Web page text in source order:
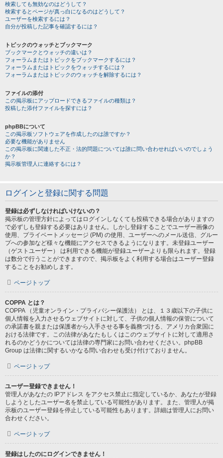
検索しても無効なのはどうして？
検索するとページが真っ白になるのはどうして？
ユーザーを検索するには？
自分が投稿した記事を確認するには？
トピックのウォッチとブックマーク
ブックマークとウォッチの違いは？
フォーラムまたはトピックをブックマークするには？
フォーラムまたはトピックをウォッチするには？
フォーラムまたはトピックのウォッチを解除するには？
ファイルの添付
この掲示板にアップロードできるファイルの種類は？
投稿した添付ファイルを探すには？
phpBBについて
この掲示板ソフトウェアを作成したのは誰ですか？
必要な機能がありません
この掲示板に関連した不正・法的問題については誰に問い合わせればいいのでしょう
か？
掲示板管理人に連絡するには？
ログインと登録に関する問題
登録は必ずしなければいけないの？
掲示板の管理方針によってはログインしなくても投稿できる場合がありますの
で必ずしも登録する必要はありません。しかし登録することでユーザー画像の
使用、プライベートメッセージ (PM) の使用、ユーザーへのメール送信、グルー
プへの参加など様々な機能にアクセスできるようになります。未登録ユーザー
（ゲストユーザー） は利用できる機能が登録ユーザーよりも限られます。登録
は数分で行うことができますので、掲示板をよく利用する場合はユーザー登録
することをお勧めします。
ページトップ
COPPA とは？
COPPA （児童オンライン・プライバシー保護法） とは、１３歳以下の子供に
個人情報を入力させるウェブサイトに対して、子供の個人情報の保管について
の承諾書を親または保護者から入手させる事を義務づける、アメリカ合衆国に
おける法律です。この法律があなたもしくはこのウェブサイトに対して適用さ
れるのかどうかについては法律の専門家にお問い合わせください。phpBB
Group は法律に関するいかなる問い合わせも受け付けておりません。
ページトップ
ユーザー登録できません！
管理人があなたの IPアドレス をアクセス禁止に指定しているか、あなたが登録
しようとしたユーザー名を禁止している可能性があります。また、管理人が掲
示板のユーザー登録を停止している可能性もあります。詳細は管理人にお問い
合わせください。
ページトップ
登録はしたのにログインできません！